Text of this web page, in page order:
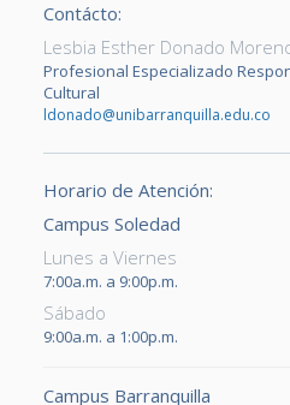
Contácto:
Lesbia Esther Donado
Profesional Especializado
Cultural
ldonado@unibarranquilla.edu.co
Horario de Atención:
Campus Soledad
Lunes a Viernes
7:00a.m. a 9:00p.m.
Sábado
9:00a.m. a 1:00p.m.
Campus Barranquilla